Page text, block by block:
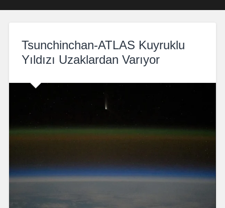
Tsunchinchan-ATLAS Kuyruklu
Yıldızı Uzaklardan Varıyor